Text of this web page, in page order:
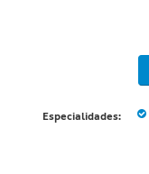
Especialidades: